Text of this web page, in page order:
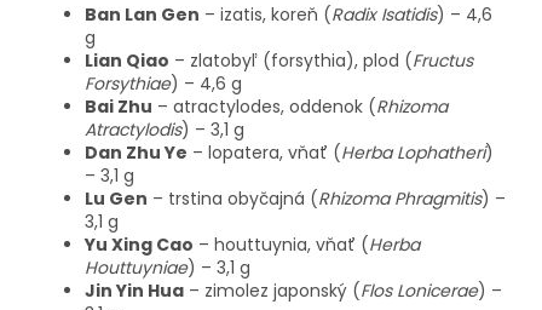
Ban Lan Gen – izatis, koreň (Radix Isatidis) – 4,6
g
Lian Qiao – zlatobyľ (forsythia), plod (Fructus
Forsythiae) – 4,6 g
Bai Zhu – atractylodes, oddenok (Rhizoma
Atractylodis) – 3,1 g
Dan Zhu Ye – lopatera, vňať (Herba Lophatheri)
– 3,1 g
Lu Gen – trstina obyčajná (Rhizoma Phragmitis) –
3,1 g
Yu Xing Cao – houttuynia, vňať (Herba
Houttuyniae) – 3,1 g
Jin Yin Hua – zimolez japonský (Flos Lonicerae) –